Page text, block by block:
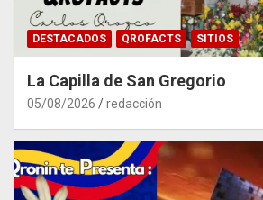
DESTACADOS QROFACTS SITIOS
La Capilla de San Gregorio
05/08/2026 redacción